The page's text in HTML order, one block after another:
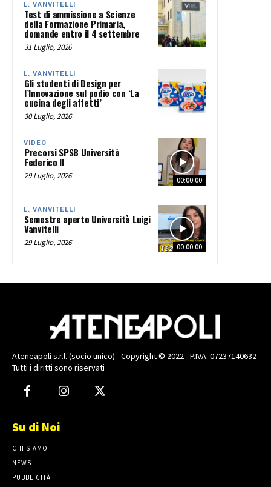
L. VANVITELLI
Test di ammissione a Scienze
della Formazione Primaria,
domande entro il 4 settembre
31 Luglio, 2026
L. VANVITELLI
Gli studenti di Design per
l’Innovazione sul podio con ‘La
cucina degli affetti’
30 Luglio, 2026
00:00:00
VIDEO
Precorsi SPSB Università
Federico II
29 Luglio, 2026
00:00:00
L. VANVITELLI
Semestre aperto Università Luigi
Vanvitelli
29 Luglio, 2026
Ateneapoli s.r.l. (socio unico) - Copyright © 2022 - P.IVA: 07237140632
Tutti i diritti sono riservati
Su di Noi
CHI SIAMO
NEWS
PUBBLICITÀ